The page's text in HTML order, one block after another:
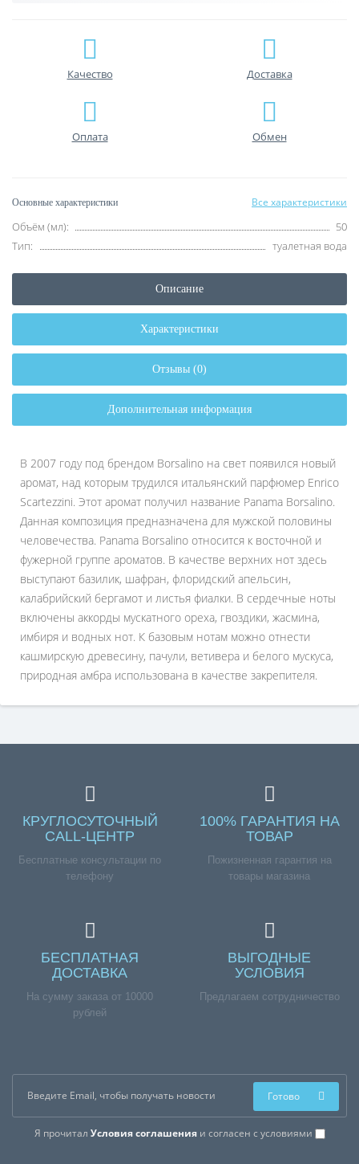
Качество Доставка
Оплата Обмен
Основные характеристики Все характеристики
Объём (мл):
50
Тип:
туалетная вода
Описание
Характеристики
Отзывы (0)
Дополнительная информация
В 2007 году под брендом Borsalino на свет появился новый
аромат, над которым трудился итальянский парфюмер Enrico
Scartezzini. Этот аромат получил название Panama Borsalino.
Данная композиция предназначена для мужской половины
человечества. Panama Borsalino относится к восточной и
фужерной группе ароматов. В качестве верхних нот здесь
выступают базилик, шафран, флоридский апельсин,
калабрийский бергамот и листья фиалки. В сердечные ноты
включены аккорды мускатного ореха, гвоздики, жасмина,
имбиря и водных нот. К базовым нотам можно отнести
кашмирскую древесину, пачули, ветивера и белого мускуса,
природная амбра использована в качестве закрепителя.
КРУГЛОСУТОЧНЫЙ
CALL-ЦЕНТР
Бесплатные консультации по
телефону
100% ГАРАНТИЯ НА
ТОВАР
Пожизненная гарантия на
товары магазина
БЕСПЛАТНАЯ
ДОСТАВКА
На сумму заказа от 10000
рублей
ВЫГОДНЫЕ
УСЛОВИЯ
Предлагаем сотрудничество
Я прочитал Условия соглашенияи согласен с условиями
Готово